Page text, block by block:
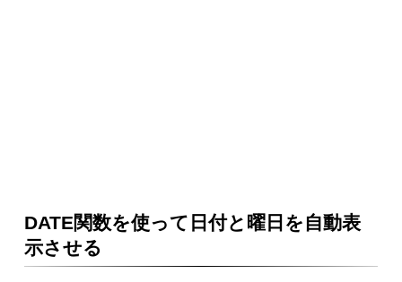
DATE関数を使って日付と曜日を自動表
示させる